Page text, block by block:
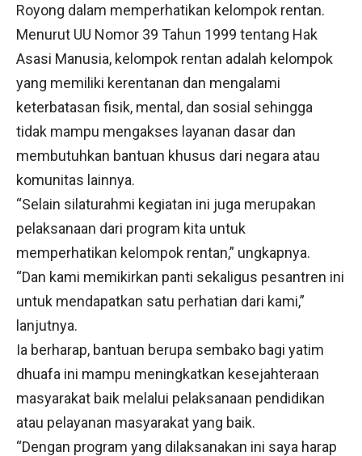
Royong dalam memperhatikan kelompok rentan.
Menurut UU Nomor 39 Tahun 1999 tentang Hak
Asasi Manusia, kelompok rentan adalah kelompok
yang memiliki kerentanan dan mengalami
keterbatasan fisik, mental, dan sosial sehingga
tidak mampu mengakses layanan dasar dan
membutuhkan bantuan khusus dari negara atau
komunitas lainnya.
“Selain silaturahmi kegiatan ini juga merupakan
pelaksanaan dari program kita untuk
memperhatikan kelompok rentan,” ungkapnya.
“Dan kami memikirkan panti sekaligus pesantren ini
untuk mendapatkan satu perhatian dari kami,”
lanjutnya.
Ia berharap, bantuan berupa sembako bagi yatim
dhuafa ini mampu meningkatkan kesejahteraan
masyarakat baik melalui pelaksanaan pendidikan
atau pelayanan masyarakat yang baik.
“Dengan program yang dilaksanakan ini saya harap